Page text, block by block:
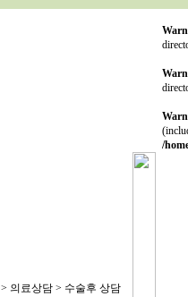
> 의료상담 > 수술후 상담
/